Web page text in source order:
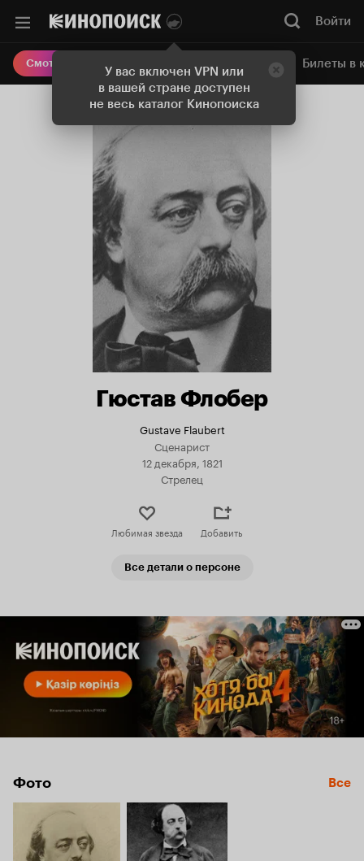
У вас включен VPN или
в вашей стране доступен
не весь каталог Кинопоиска
Войти
Смотреть кино Онлайн-кинотеатр Билеты в
Гюстав Флобер
Gustave Flaubert
Сценарист
12 декабря, 1821
Стрелец
Любимая звезда Добавить
Все детали о персоне
Фото Все